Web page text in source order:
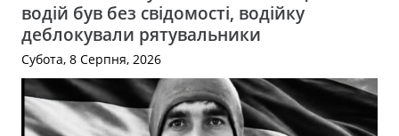
водій був без свідомості, водійку
деблокували рятувальники
Субота, 8 Серпня, 2026